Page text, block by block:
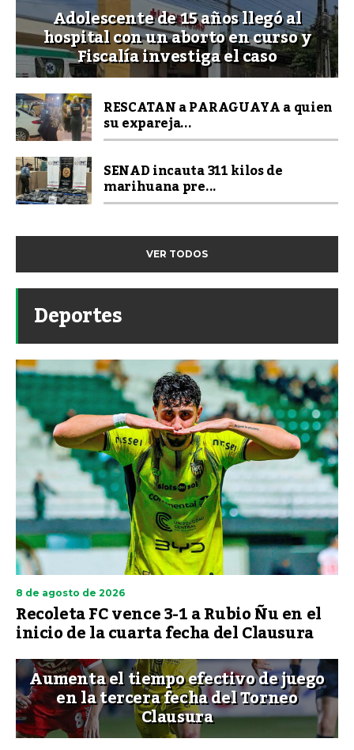
Adolescente de 15 años llegó al
hospital con un aborto en curso y
Fiscalía investiga el caso
RESCATAN a PARAGUAYA a quien
su expareja...
SENAD incauta 311 kilos de
marihuana pre...
VER TODOS
Deportes
8 de agosto de 2026
Recoleta FC vence 3-1 a Rubio Ñu en el
inicio de la cuarta fecha del Clausura
Aumenta el tiempo efectivo de juego
en la tercera fecha del Torneo
Clausura